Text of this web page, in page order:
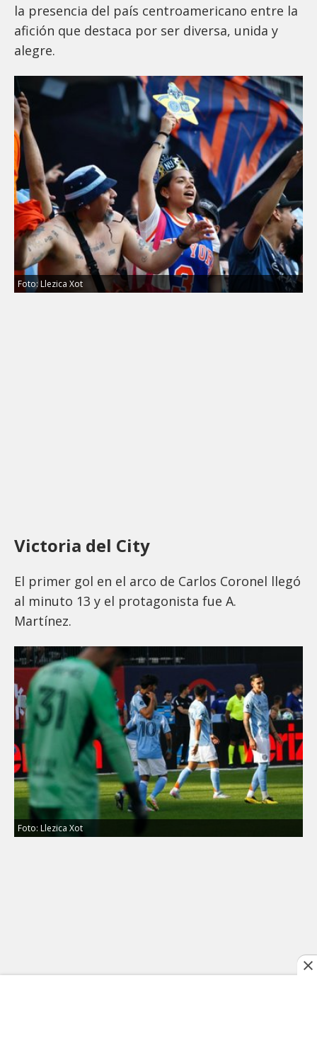
la presencia del país centroamericano entre la
afición que destaca por ser diversa, unida y
alegre.
Foto: Llezica Xot
Victoria del City
El primer gol en el arco de Carlos Coronel llegó
al minuto 13 y el protagonista fue A.
Martínez.
Foto: Llezica Xot